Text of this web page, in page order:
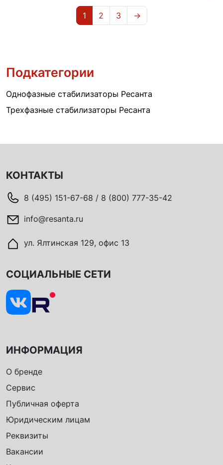
1 2 3 →
Подкатегории
Однофазные стабилизаторы Ресанта
Трехфазные стабилизаторы Ресанта
КОНТАКТЫ
8 (495) 151-67-68 / 8 (800) 777-35-42
info@resanta.ru
ул. Ялтинская 129, офис 13
ИНФОРМАЦИЯ
О бренде
Сервис
Публичная оферта
Юридическим лицам
Реквизиты
Вакансии
СОЦИАЛЬНЫЕ СЕТИ